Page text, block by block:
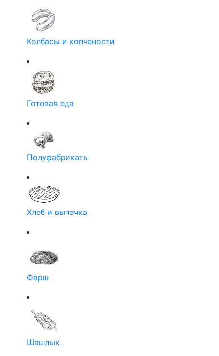
Колбасы и копчености
Готовая еда
Полуфабрикаты
Хлеб и выпечка
Фарш
Шашлык